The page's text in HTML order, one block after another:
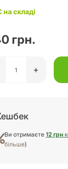
на складі
грн.
+
Ви отримаєте 12 грн
більше)